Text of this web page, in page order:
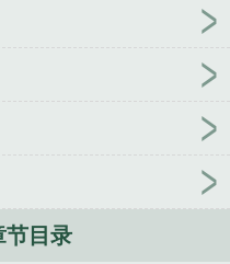
归义军
归义伯
夺嫡：被贬北凉，六皇子
催我下山
系统！我成
云轩柳芊芊
我能置换万物
节目录